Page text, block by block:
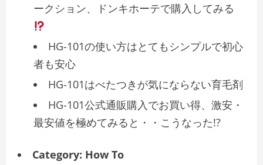
ークション、ドンキホーテで購入してみる
HG-101の使い方はとてもシンプルで初心
者も安心
HG-101はべたつきが気にならない育毛剤
HG-101公式通販購入でお買い得、激安・
最安値を極めてみると・・こうなった!?
Category: How To